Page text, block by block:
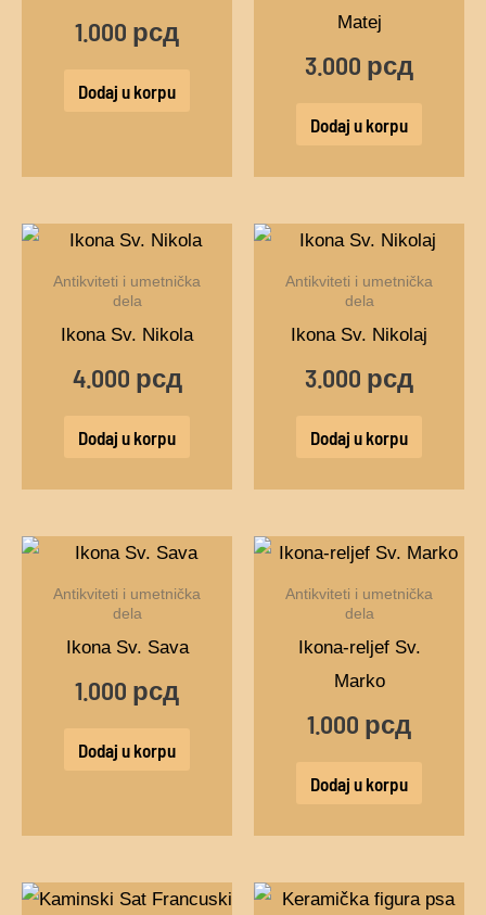
1.000 рсд
Dodaj u korpu
Matej
3.000 рсд
Dodaj u korpu
Antikviteti i umetnička
dela
Ikona Sv. Nikola
4.000 рсд
Dodaj u korpu
Antikviteti i umetnička
dela
Ikona Sv. Nikolaj
3.000 рсд
Dodaj u korpu
Antikviteti i umetnička
dela
Ikona Sv. Sava
1.000 рсд
Dodaj u korpu
Antikviteti i umetnička
dela
Ikona-reljef Sv.
Marko
1.000 рсд
Dodaj u korpu